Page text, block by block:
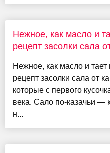
Нежное, как масло и
рецепт засолки сала
Нежное, как масло и
рецепт засолки сала от
которые с первого
века. Сало по-казачьи —
н...